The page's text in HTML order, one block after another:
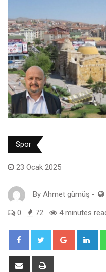
Spor
23 Ocak 2025
By Ahmet gümüş -
0 72 4 minutes
Google+
Share